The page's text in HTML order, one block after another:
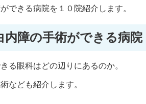
できる病院を１０院紹介します。
障の手術ができる病院
る眼科はどの辺りにあるのか。
なども紹介します。